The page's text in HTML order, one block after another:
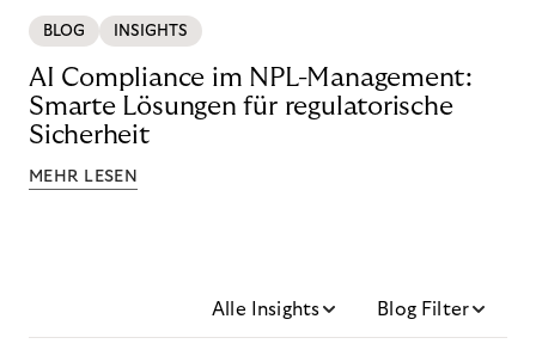
BLOG INSIGHTS
AI Compliance im NPL-Management:
Smarte Lösungen für regulatorische
Sicherheit
MEHR LESEN
Alle Insights Blog Filter